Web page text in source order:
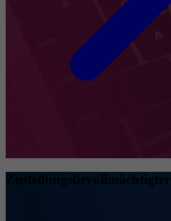
Zustellungsbevollmächtigter